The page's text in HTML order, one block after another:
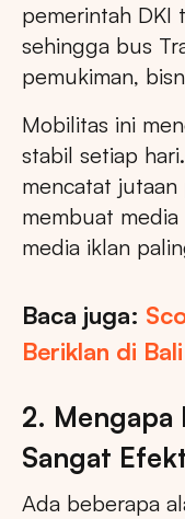
pemerintah DKI
sehingga bus
pemukiman,
Mobilitas ini
stabil setiap
mencatat
membuat
media iklan
Baca juga:
Beriklan di
2. Mengapa
Sangat
Ada beberapa